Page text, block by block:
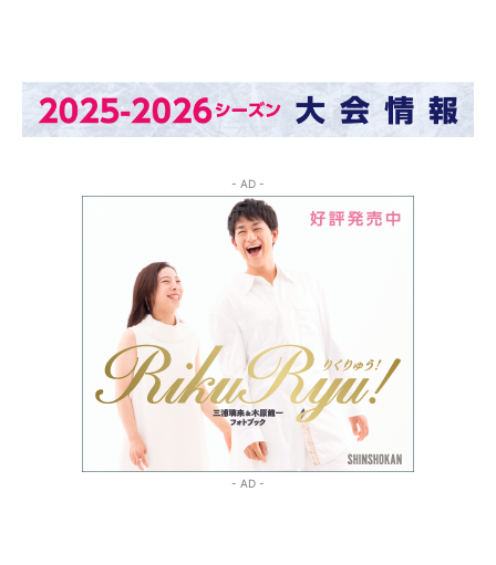
- AD -
- AD -